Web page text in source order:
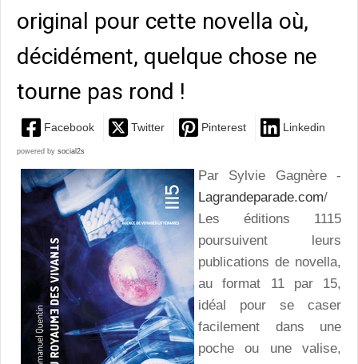
original pour cette novella où,
décidément, quelque chose ne
tourne pas rond !
Facebook Twitter Pinterest Linkedin
powered by social2s
Par Sylvie Gagnère -
Lagrandeparade.com/
Les éditions 1115
poursuivent leurs
publications de novella,
au format 11 par 15,
idéal pour se caser
facilement dans une
poche ou une valise,